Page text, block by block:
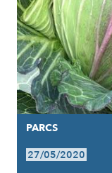
PARCS
27/05/2020